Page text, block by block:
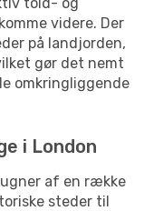
videre. Der
på landjorden,
gør det nemt
omkringliggende
i London
af en række
steder til